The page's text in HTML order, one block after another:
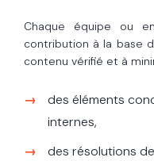
Chaque équipe ou
contribution à la base
contenu vérifié et à
des éléments
internes,
des résolutions